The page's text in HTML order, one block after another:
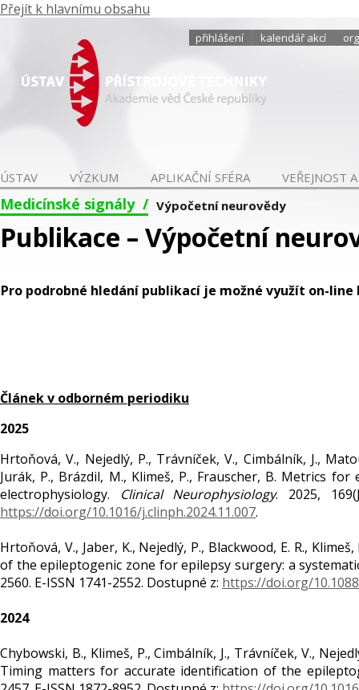
Přejít k hlavnímu obsahu
přihlášení kalendář akcí
ÚSTAV VÝZKUM APLIKAČNÍ SFÉRA VEŘEJNOST
Medicínské signály Výpočetní neurovědy
Publikace – Výpočetní
Pro podrobné hledání publikací je možné využít on-
Článek v odborném periodiku
2025
Hrtoňová, V., Nejedlý, P., Trávníček, V., Cimbálník, J.,
Jurák, P., Brázdil, M., Klimeš, P., Frauscher, B. Metrics
electrophysiology.
Clinical Neurophysiology. 2025,
https://doi.org/10.1016/j.clinph.2024.11.007.
Hrtoňová, V., Jaber, K., Nejedlý, P., Blackwood, E. R.,
of the epileptogenic zone for epilepsy surgery: a
2560. E-ISSN 1741-2552. Dostupné z: https://doi.org/
2024
Chybowski, B., Klimeš, P., Cimbálník, J., Trávníček, V.,
Timing matters for accurate identification of the